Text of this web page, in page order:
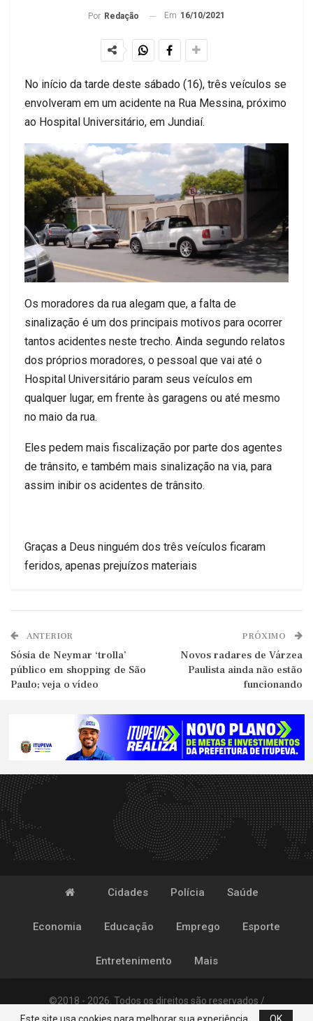
Por Redação Em 16/10/2021
No início da tarde deste sábado (16), três veículos se
envolveram em um acidente na Rua Messina, próximo
ao Hospital Universitário, em Jundiaí.
Os moradores da rua alegam que, a falta de
sinalização é um dos principais motivos para ocorrer
tantos acidentes neste trecho. Ainda segundo relatos
dos próprios moradores, o pessoal que vai até o
Hospital Universitário param seus veículos em
qualquer lugar, em frente às garagens ou até mesmo
no maio da rua.
Eles pedem mais fiscalização por parte dos agentes
de trânsito, e também mais sinalização na via, para
assim inibir os acidentes de trânsito.
Graças a Deus ninguém dos três veículos ficaram
feridos, apenas prejuízos materiais
ANTERIOR
Sósia de Neymar ‘trolla’
público em shopping de São
Paulo; veja o vídeo
PRÓXIMO
Novos radares de Várzea
Paulista ainda não estão
funcionando
Cidades Polícia Saúde
Economia Educação Emprego Esporte
Entretenimento Mais
©2018 - 2026. Todos os direitos são reservados /